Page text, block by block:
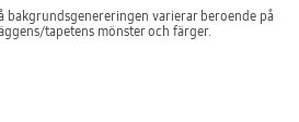
bakgrundsgenereringen varierar beroende på
tapetens mönster och färger.